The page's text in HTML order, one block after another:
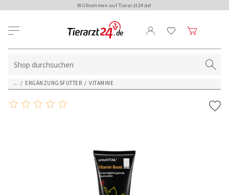
Willkommen auf Tierarzt24.de!
... / ERGÄNZUNGSFUTTER / VITAMINE